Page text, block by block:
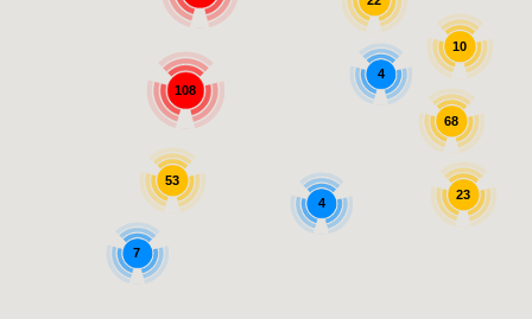
4
108
7
23
53
4
10
68